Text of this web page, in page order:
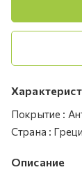
Покрытие :
Страна :
Описание